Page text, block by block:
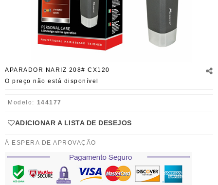
APARADOR NARIZ 208# CX120
O preço não está disponível
Modelo: 144177
ADICIONAR A LISTA DE DESEJOS
Á ESPERA DE APROVAÇÃO